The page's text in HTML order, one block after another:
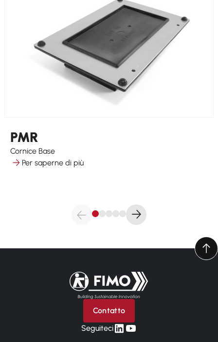
PMR
Cornice Base
Per saperne di più
Torna alla pagina iniziale
Contatto
Seguitecilinkedin
yt